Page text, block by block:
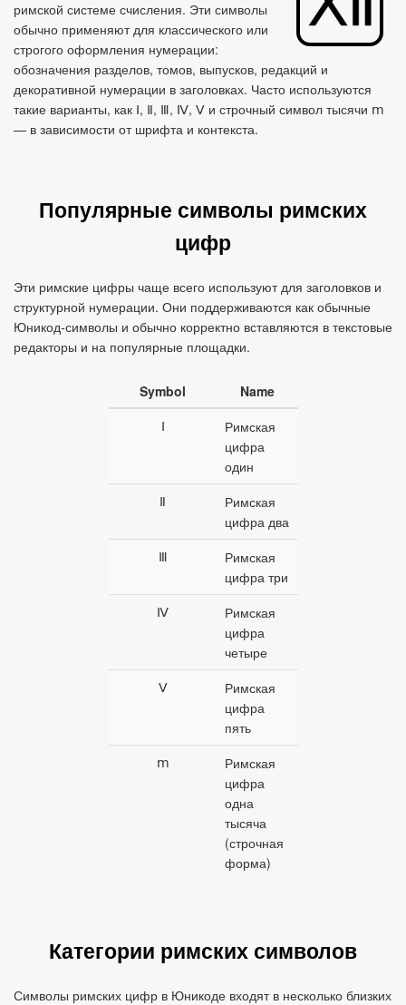
римской системе счисления. Эти символы
обычно применяют для классического или
строгого оформления нумерации:
обозначения разделов, томов, выпусков, редакций и
декоративной нумерации в заголовках. Часто используются
такие варианты, как Ⅰ, Ⅱ, Ⅲ, Ⅳ, Ⅴ и строчный символ тысячи ⅿ
— в зависимости от шрифта и контекста.
Популярные символы римских
цифр
Эти римские цифры чаще всего используют для заголовков и
структурной нумерации. Они поддерживаются как обычные
Юникод‑символы и обычно корректно вставляются в текстовые
редакторы и на популярные площадки.
Symbol
Name
Ⅰ
Римская
цифра
один
Ⅱ
Римская
цифра два
Ⅲ
Римская
цифра три
Ⅳ
Римская
цифра
четыре
Ⅴ
Римская
цифра
пять
ⅿ
Римская
цифра
одна
тысяча
(строчная
форма)
Категории римских символов
Символы римских цифр в Юникоде входят в несколько близких